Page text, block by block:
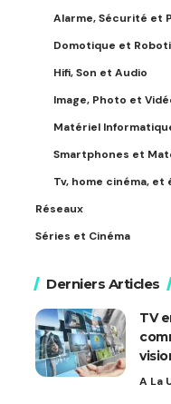
Alarme, Sécurité et
Domotique et
Hifi, Son et Audio
Image, Photo et
Matériel
Smartphones et
Tv, home cinéma, et
Réseaux
Séries et Cinéma
Derniers Articles
TV
A La